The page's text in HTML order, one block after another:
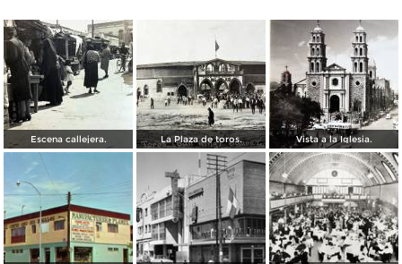
Escena callejera. La Plaza de toros. Vista a la Iglesia.